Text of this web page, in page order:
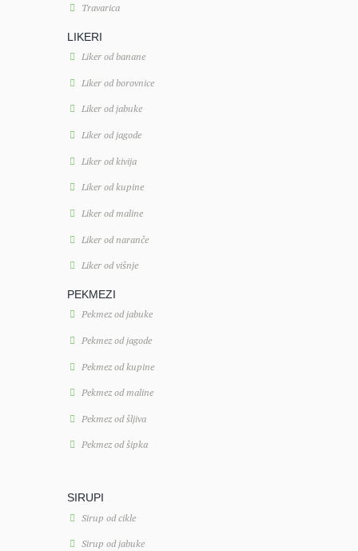
Travarica
LIKERI
Liker od banane
Liker od borovnice
Liker od jabuke
Liker od jagode
Liker od kivija
Liker od kupine
Liker od maline
Liker od naranče
Liker od višnje
PEKMEZI
Pekmez od jabuke
Pekmez od jagode
Pekmez od kupine
Pekmez od maline
Pekmez od šljiva
Pekmez od šipka
SIRUPI
Sirup od cikle
Sirup od jabuke